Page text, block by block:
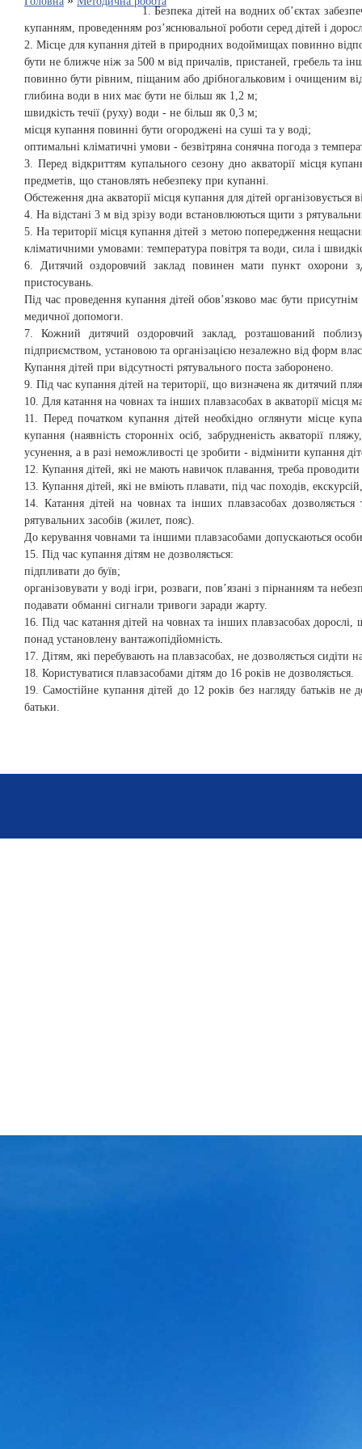
1. Безпека дітей на водних об’єктах
купанням, проведенням роз’яснювальної роботи серед дітей і
2. Місце для купання дітей в природних водоймищах повинно
бути не ближче ніж за 500 м від причалів, пристаней, гребель та
повинно бути рівним, піщаним або дрібногальковим і очищеним
глибина води в них має бути не більш як 1,2 м;
швидкість течії (руху) води - не більш як 0,3 м;
місця купання повинні бути огороджені на суші та у воді;
оптимальні кліматичні умови - безвітряна сонячна погода з
3. Перед відкриттям купального сезону дно акваторії місця
предметів, що становлять небезпеку при купанні.
Обстеження дна акваторії місця купання для дітей
4. На відстані 3 м від зрізу води встановлюються щити з
5. На території місця купання дітей з метою попередження
кліматичними умовами: температура повітря та води, сила і
6. Дитячий оздоровчий заклад повинен мати пункт охорони
пристосувань.
Під час проведення купання дітей обов’язково має бути
медичної допомоги.
7. Кожний дитячий оздоровчий заклад, розташований
підприємством, установою та організацією незалежно від форм
Купання дітей при відсутності рятувального поста заборонено.
9. Під час купання дітей на території, що визначена як дитячий
10. Для катання на човнах та інших плавзасобах в акваторії місця
11. Перед початком купання дітей необхідно оглянути місце
купання (наявність сторонніх осіб, забрудненість акваторії
усунення, а в разі неможливості це зробити - відмінити купання
12. Купання дітей, які не мають навичок плавання, треба
13. Купання дітей, які не вміють плавати, під час походів,
14. Катання дітей на човнах та інших плавзасобах
рятувальних засобів (жилет, пояс).
До керування човнами та іншими плавзасобами допускаються
15. Під час купання дітям не дозволяється:
підпливати до буїв;
організовувати у воді ігри, розваги, пов’язані з пірнанням та
подавати обманні сигнали тривоги заради жарту.
16. Під час катання дітей на човнах та інших плавзасобах
понад установлену вантажопідйомність.
17. Дітям, які перебувають на плавзасобах, не дозволяється
18. Користуватися плавзасобами дітям до 16 років не дозволяється.
19. Самостійне купання дітей до 12 років без нагляду батьків не
батьки.